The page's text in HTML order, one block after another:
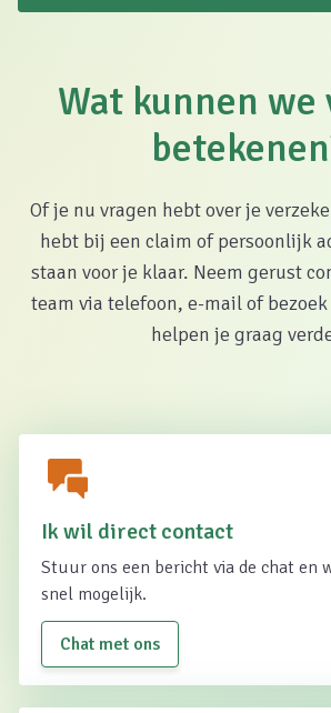
Wat kunnen we
Of je nu vragen hebt over je
hebt bij een claim of persoonlijk
staan voor je klaar. Neem gerust
team via telefoon, e-mail of bezoek
helpen je graag
Ik wil direct contact
Stuur ons een bericht via de chat en
snel mogelijk.
Chat met ons